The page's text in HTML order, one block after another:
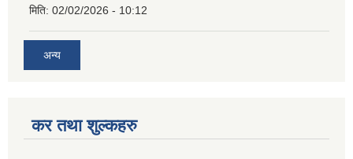
मिति: 02/02/2026 - 10:12
अन्य
कर तथा शुल्कहरु